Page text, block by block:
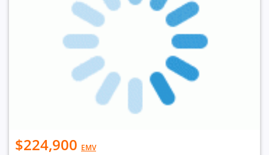
$224,900 EMV